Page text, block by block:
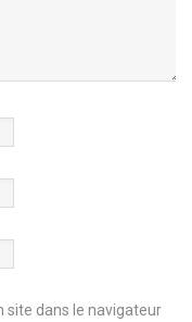
site dans le navigateur